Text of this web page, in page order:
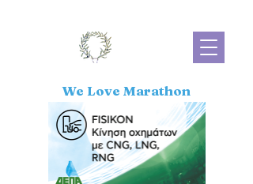
We Love Marathon